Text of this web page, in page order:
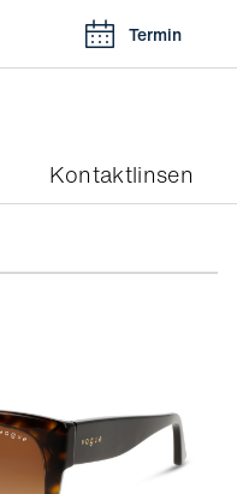
Termin
Kontaktlinsen